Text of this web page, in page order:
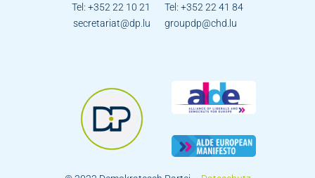
Tel: +352 22 10 21
secretariat@dp.lu
Tel: +352 22 41 84
groupdp@chd.lu